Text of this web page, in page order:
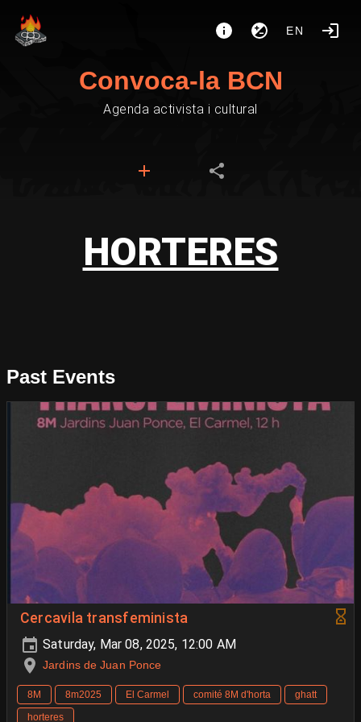
EN
Convoca-la BCN
Agenda activista i cultural
HORTERES
Past Events
Cercavila transfeminista
Saturday, Mar 08, 2025, 12:00 AM
Jardins de Juan Ponce
8M 8m2025 El Carmel comité 8M d'horta
ghatt
horteres